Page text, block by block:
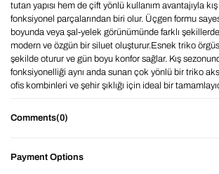
tutan yapısı hem de çift yönlü kullanım avantajıyla
fonksiyonel parçalarından biri olur. Üçgen formu
boyunda veya şal-yelek görünümünde farklı
modern ve özgün bir siluet oluşturur.Esnek triko
şekilde oturur ve gün boyu konfor sağlar. Kış
fonksiyonelliği aynı anda sunan çok yönlü bir triko
ofis kombinleri ve şehir şıklığı için ideal bir
FARKLILIKLARI OLABİLİR BU NORMAL BİR
ile şıklığınızı tamamlayın!
Comments(0)
Payment Options